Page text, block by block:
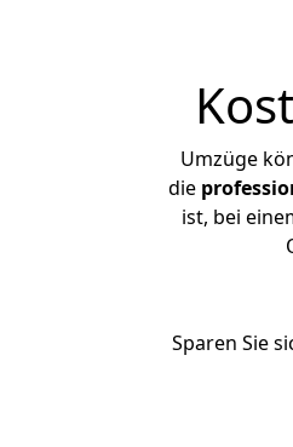
Umzüge
die
ist, bei
Sparen Sie